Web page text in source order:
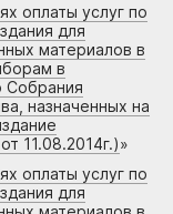
оплаты услуг по
для
материалов в
в
Собрания
назначенных на
11.08.2014г.)»
оплаты услуг по
для